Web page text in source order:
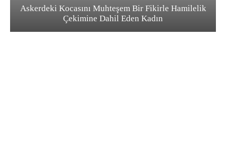
Askerdeki Kocasını Muhteşem Bir Fikirle Hamilelik
Çekimine Dahil Eden Kadın